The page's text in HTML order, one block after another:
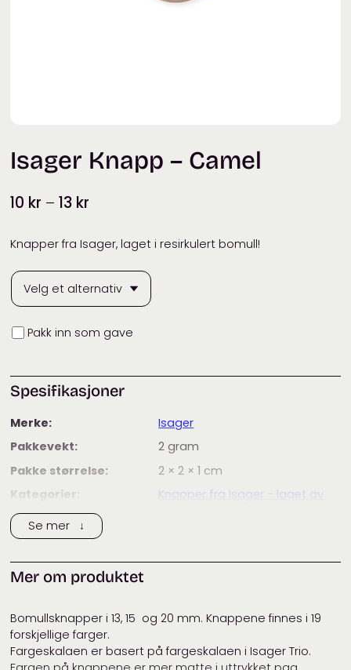
Isager Knapp – Camel
10 kr – 13 kr
til
13 kr
Knapper fra Isager, laget i resirkulert bomull!
Innpakning
Pakk inn som gave
Spesifikasjoner
Merke:
Isager
Pakkevekt:
2 gram
Pakke størrelse:
2 × 2 × 1 cm
Kategorier:
Knapper fra Isager - laget av
Se mer ↓
Mer om produktet
Bomullsknapper i 13, 15 og 20 mm. Knappene finnes i 19
forskjellige farger.
Fargeskalaen er basert på fargeskalaen i Isager Trio.